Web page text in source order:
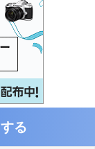
る